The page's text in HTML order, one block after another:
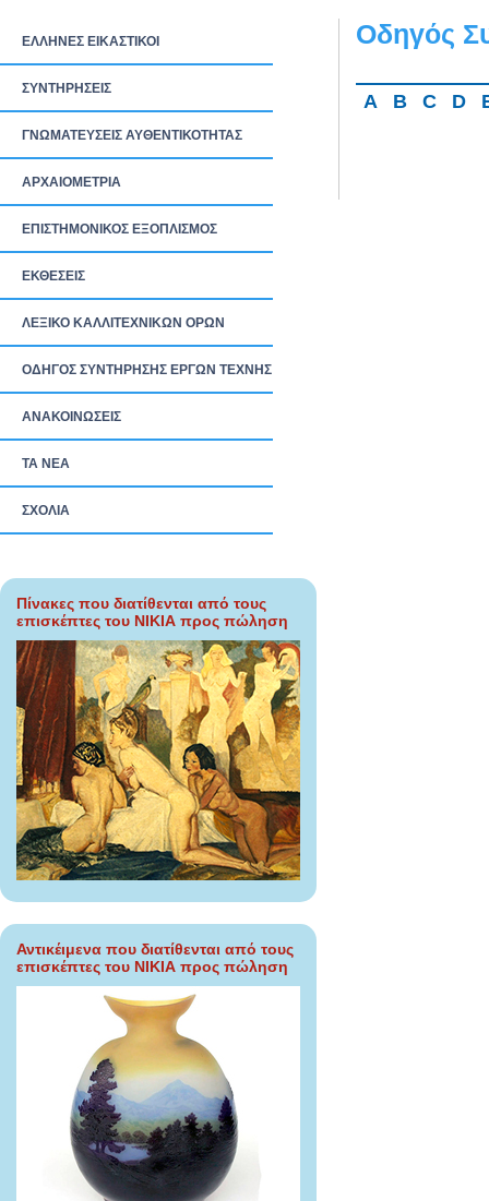
ΕΛΛΗΝΕΣ ΕΙΚΑΣΤΙΚΟΙ
ΣΥΝΤΗΡΗΣΕΙΣ
ΓΝΩΜΑΤΕΥΣΕΙΣ ΑΥΘΕΝΤΙΚΟΤΗΤΑΣ
ΑΡΧΑΙΟΜΕΤΡΙΑ
ΕΠΙΣΤΗΜΟΝΙΚΟΣ ΕΞΟΠΛΙΣΜΟΣ
ΕΚΘΕΣΕΙΣ
ΛΕΞΙΚΟ ΚΑΛΛΙΤΕΧΝΙΚΩΝ ΟΡΩΝ
ΟΔΗΓΟΣ ΣΥΝΤΗΡΗΣΗΣ ΕΡΓΩΝ ΤΕΧΝΗΣ
ΑΝΑΚΟΙΝΩΣΕΙΣ
ΤΑ ΝEΑ
ΣΧΟΛΙΑ
Πίνακες που διατίθενται από τους
επισκέπτες του ΝΙΚΙΑ προς πώληση
Αντικέιμενα που διατίθενται από τους
επισκέπτες του ΝΙΚΙΑ προς πώληση
Οδηγός
A B C D